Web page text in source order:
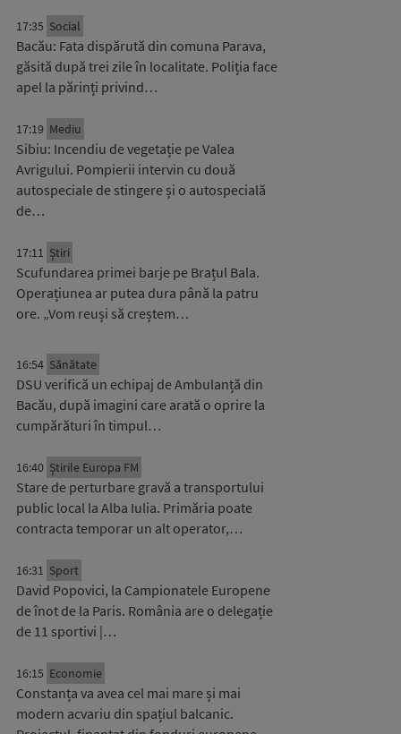
17:35 Social
Bacău: Fata dispărută din comuna Parava,
găsită după trei zile în localitate. Poliția face
apel la părinți privind…
17:19 Mediu
Sibiu: Incendiu de vegetație pe Valea
Avrigului. Pompierii intervin cu două
autospeciale de stingere și o autospecială
de…
17:11 Știri
Scufundarea primei barje pe Brațul Bala.
Operațiunea ar putea dura până la patru
ore. „Vom reuși să creștem…
16:54 Sănătate
DSU verifică un echipaj de Ambulanță din
Bacău, după imagini care arată o oprire la
cumpărături în timpul…
16:40 Știrile Europa FM
Stare de perturbare gravă a transportului
public local la Alba Iulia. Primăria poate
contracta temporar un alt operator,…
16:31 Sport
David Popovici, la Campionatele Europene
de înot de la Paris. România are o delegație
de 11 sportivi |…
16:15 Economie
Constanța va avea cel mai mare și mai
modern acvariu din spațiul balcanic.